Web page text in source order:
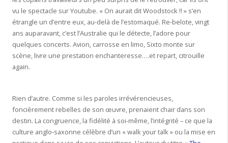
vu le spectacle sur Youtube. « On aurait dit Woodstock !! » s’en
étrangle un d’entre eux, au-delà de l’estomaqué. Re-belote, vingt
ans auparavant, c’est l’Australie qui le détecte, l’adore pour
quelques concerts. Avion, carrosse en limo, Sixto monte sur
scène, livre une prestation enchanteresse….et repart, citrouille
again.
Rien d’autre. Comme si les paroles irrévérencieuses,
foncièrement rebelles de son œuvre, prenaient chair dans son
destin. La congruence, la fidélité à soi-même, l’intégrité – ce que la
culture anglo-saxonne célèbre d’un « walk your talk » ou la mise en